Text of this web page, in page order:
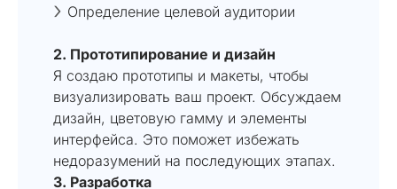
Определение целевой аудитории
2. Прототипирование и дизайн
Я создаю прототипы и макеты, чтобы
визуализировать ваш проект. Обсуждаем
дизайн, цветовую гамму и элементы
интерфейса. Это поможет избежать
недоразумений на последующих этапах.
3. Разработка